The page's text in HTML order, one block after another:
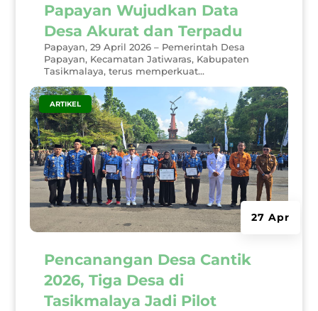
Papayan Wujudkan Data
Desa Akurat dan Terpadu
Papayan, 29 April 2026 – Pemerintah Desa
Papayan, Kecamatan Jatiwaras, Kabupaten
Tasikmalaya, terus memperkuat...
Pencanangan Desa Cantik
2026, Tiga Desa di
Tasikmalaya Jadi Pilot
27 Apr
ARTIKEL